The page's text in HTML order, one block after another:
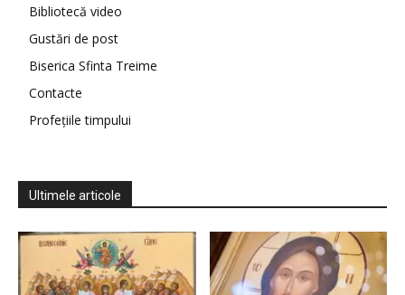
Bibliotecă video
Gustări de post
Biserica Sfinta Treime
Contacte
Profețiile timpului
Ultimele articole